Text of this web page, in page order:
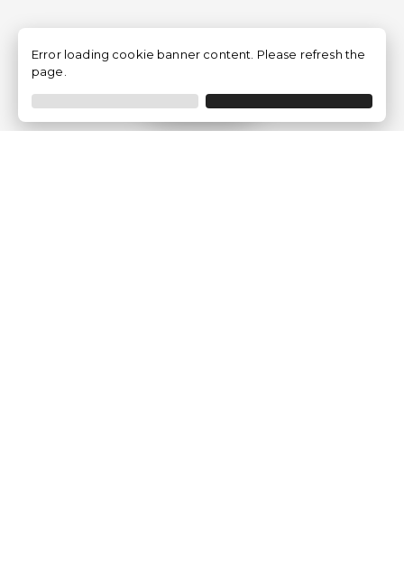
Filtrar
Error loading cookie banner content. Please refresh the
page.